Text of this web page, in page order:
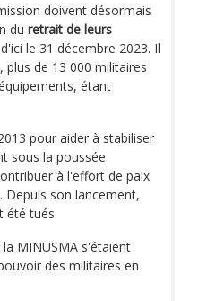
doivent désormais
du retrait de leurs
le 31 décembre 2023. Il
de 13 000 militaires
étant
pour aider à stabiliser
sous la poussée
à l'effort de paix
Depuis son lancement,
été tués.
MINUSMA s'étaient
des militaires en